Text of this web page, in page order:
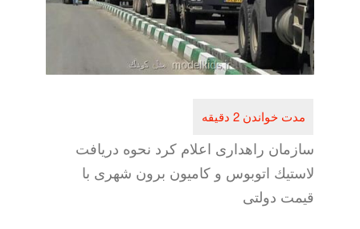
سازمان راهداری اعلام كرد نحوه دریافت
لاستیك اتوبوس و كامیون برون شهری با
قیمت دولتی